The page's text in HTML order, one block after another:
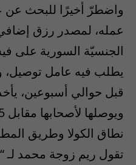
واضطرّ أخيرًا للبحث عن
عمله، لمصدر رزق
الجنسيّة السورية على
يطلب فيه عامل توصيل،
قبل حوالي أسبوعين،
نطاق الكولا وطريق
تقول ريم زوجة محمد لـ